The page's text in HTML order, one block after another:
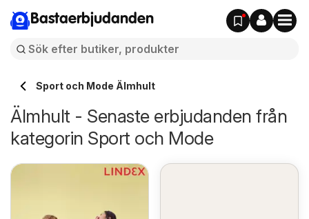
Bastaerbjudanden
Sport och Mode Älmhult
Älmhult - Senaste erbjudanden från
kategorin Sport och Mode